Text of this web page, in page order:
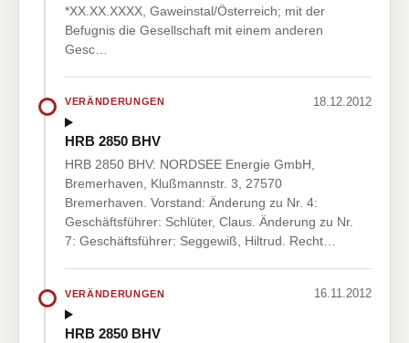
*XX.XX.XXXX, Gaweinstal/Österreich; mit der
Befugnis die Gesellschaft mit einem anderen
Gesc…
VERÄNDERUNGEN 18.12.2012
HRB 2850 BHV
HRB 2850 BHV: NORDSEE Energie GmbH,
Bremerhaven, Klußmannstr. 3, 27570
Bremerhaven. Vorstand: Änderung zu Nr. 4:
Geschäftsführer: Schlüter, Claus. Änderung zu Nr.
7: Geschäftsführer: Seggewiß, Hiltrud. Recht…
VERÄNDERUNGEN 16.11.2012
HRB 2850 BHV